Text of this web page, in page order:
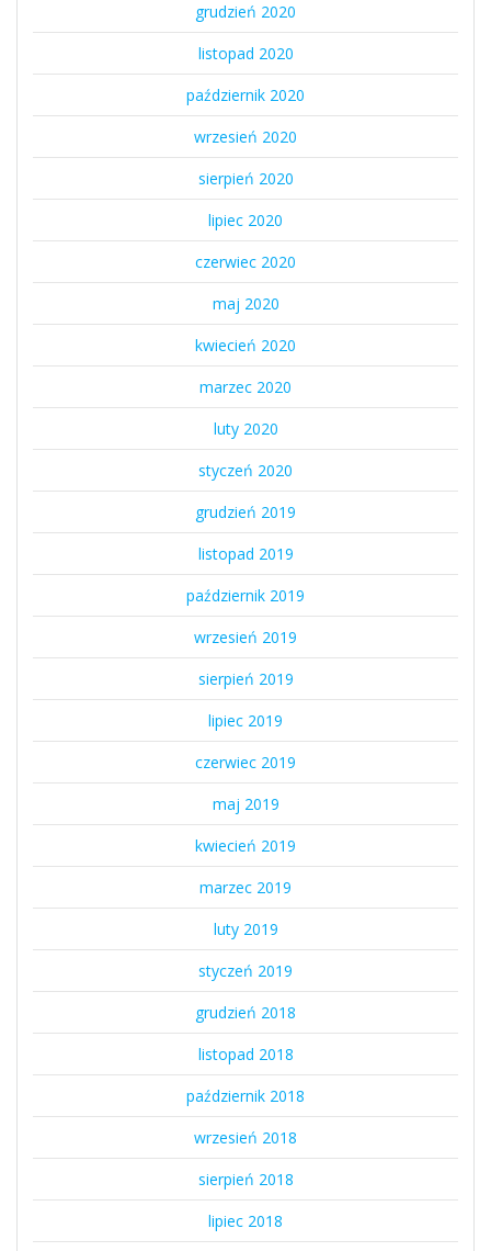
grudzień 2020
listopad 2020
październik 2020
wrzesień 2020
sierpień 2020
lipiec 2020
czerwiec 2020
maj 2020
kwiecień 2020
marzec 2020
luty 2020
styczeń 2020
grudzień 2019
listopad 2019
październik 2019
wrzesień 2019
sierpień 2019
lipiec 2019
czerwiec 2019
maj 2019
kwiecień 2019
marzec 2019
luty 2019
styczeń 2019
grudzień 2018
listopad 2018
październik 2018
wrzesień 2018
sierpień 2018
lipiec 2018